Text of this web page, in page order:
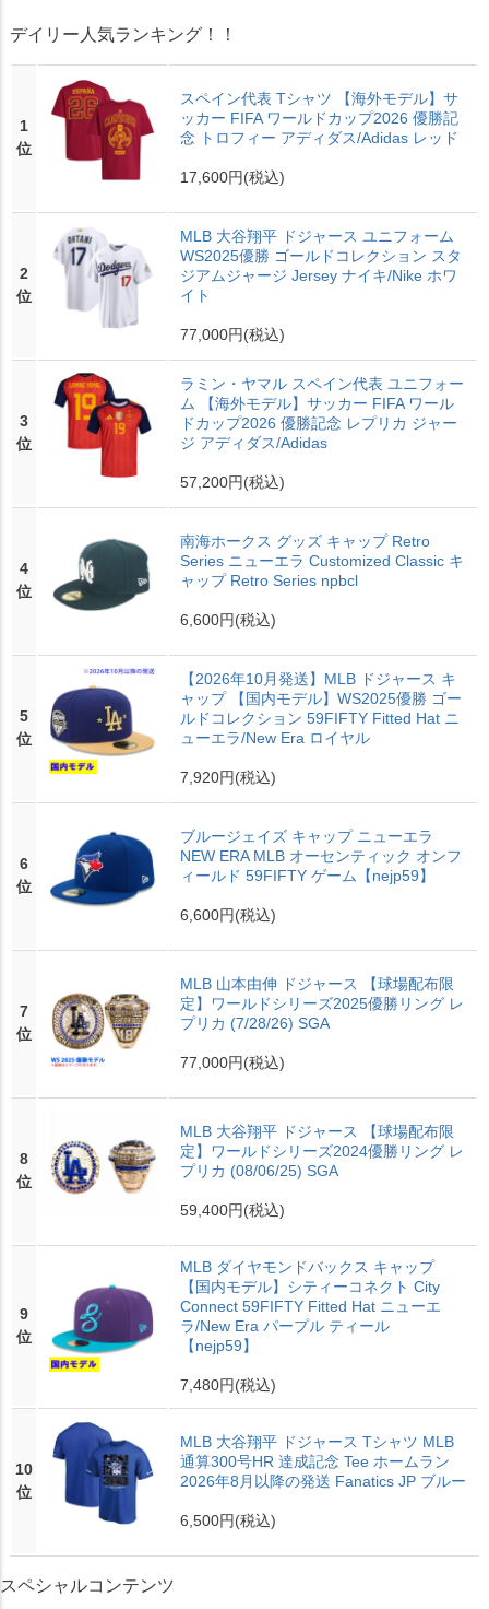
デイリー人気ランキング！！
1
位
スペイン代表 Tシャツ 【海外モデル】サ
ッカー FIFA ワールドカップ2026 優勝記
念 トロフィー アディダス/Adidas レッド
17,600円(税込)
2
位
MLB 大谷翔平 ドジャース ユニフォーム
WS2025優勝 ゴールドコレクション スタ
ジアムジャージ Jersey ナイキ/Nike ホワ
イト
77,000円(税込)
3
位
ラミン・ヤマル スペイン代表 ユニフォー
ム 【海外モデル】サッカー FIFA ワール
ドカップ2026 優勝記念 レプリカ ジャー
ジ アディダス/Adidas
57,200円(税込)
4
位
南海ホークス グッズ キャップ Retro
Series ニューエラ Customized Classic キ
ャップ Retro Series npbcl
6,600円(税込)
5
位
【2026年10月発送】MLB ドジャース キ
ャップ 【国内モデル】WS2025優勝 ゴー
ルドコレクション 59FIFTY Fitted Hat ニ
ューエラ/New Era ロイヤル
7,920円(税込)
6
位
ブルージェイズ キャップ ニューエラ
NEW ERA MLB オーセンティック オンフ
ィールド 59FIFTY ゲーム【nejp59】
6,600円(税込)
7
位
MLB 山本由伸 ドジャース 【球場配布限
定】ワールドシリーズ2025優勝リング レ
プリカ (7/28/26) SGA
77,000円(税込)
8
位
MLB 大谷翔平 ドジャース 【球場配布限
定】ワールドシリーズ2024優勝リング レ
プリカ (08/06/25) SGA
59,400円(税込)
9
位
MLB ダイヤモンドバックス キャップ
【国内モデル】シティーコネクト City
Connect 59FIFTY Fitted Hat ニューエ
ラ/New Era パープル ティール
【nejp59】
7,480円(税込)
10
位
MLB 大谷翔平 ドジャース Tシャツ MLB
通算300号HR 達成記念 Tee ホームラン
2026年8月以降の発送 Fanatics JP ブルー
6,500円(税込)
スペシャルコンテンツ